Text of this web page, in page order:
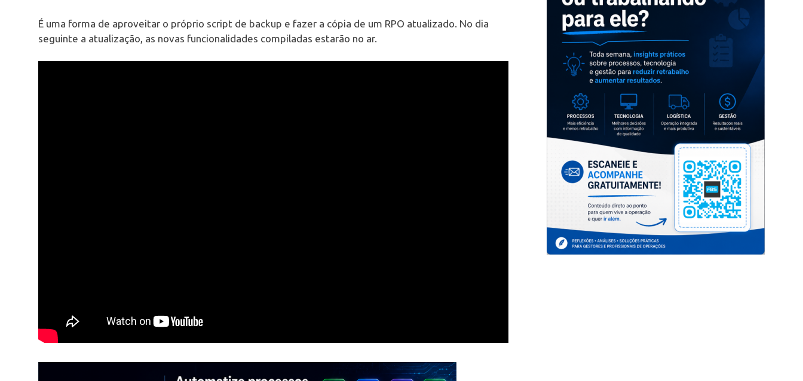
É uma forma de aproveitar o próprio script de backup e fazer a cópia de um RPO atualizado. No dia
seguinte a atualização, as novas funcionalidades compiladas estarão no ar.